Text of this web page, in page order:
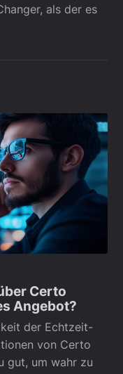
als der es
Certo
Angebot?
der Echtzeit-
von Certo
gut, um wahr zu